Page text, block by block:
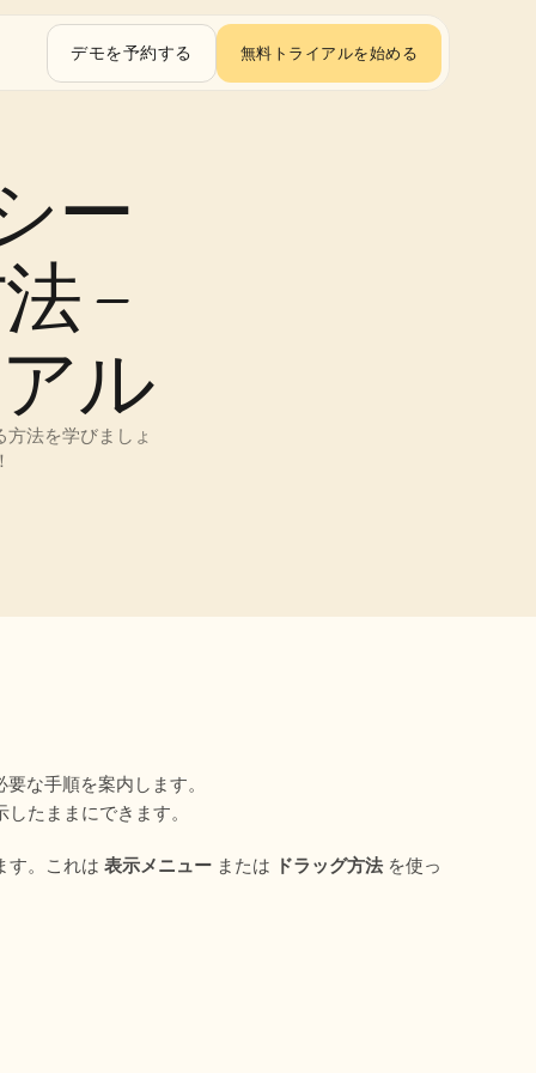
ー
–
ル
法を学びましょ
な手順を案内します。
たままにできます。
す。これは 表示メニュー または ドラッグ方法 を使っ
デモを予約する 無料トライアルを始める